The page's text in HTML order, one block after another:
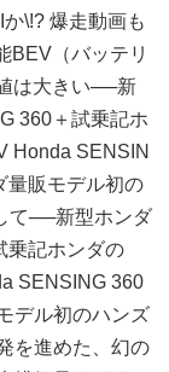
か\!? 爆走動画も
BEV（バッテリ
は大きい──新
360＋試乗記ホ
Honda SENSIN
量販モデル初の
て──新型ホンダ
乗記ホンダの
SENSING 360
デル初のハンズ
を進めた、幻の